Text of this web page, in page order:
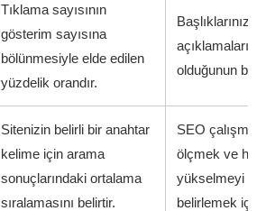
Tıklama sayısının
gösterim sayısına
bölünmesiyle elde edilen
yüzdelik orandır.
olduğunun bir
Sitenizin belirli bir anahtar
kelime için arama
sonuçlarındaki ortalama
sıralamasını belirtir.
SEO
ölçmek ve
yükselmeyi
belirlemek için